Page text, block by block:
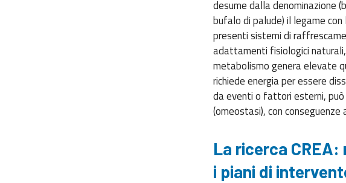
desume dalla denominazione
bufalo di palude) il legame
presenti sistemi di
adattamenti fisiologici
metabolismo genera elevate
richiede energia per essere
da eventi o fattori esterni, può
(omeostasi), con conseguenze
La ricerca
i piani di